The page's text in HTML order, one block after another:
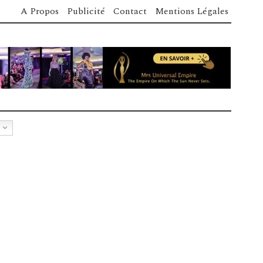
A Propos Publicité Contact Mentions Légales